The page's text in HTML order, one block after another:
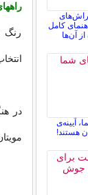
کامل
از آن‌ها
آیینه‌ی
هستند!